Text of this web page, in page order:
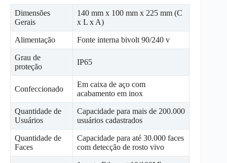
Dimensões
Gerais
140 mm x 100 mm x 225 mm (C
x L x A)
Alimentação Fonte interna bivolt 90/240 v
Grau de
proteção
IP65
Confeccionado
Em caixa de aço com
acabamento em inox
Quantidade de
Usuários
Capacidade para mais de 200.000
usuários cadastrados
Quantidade de
Faces
Capacidade para até 30.000 faces
com detecção de rosto vivo